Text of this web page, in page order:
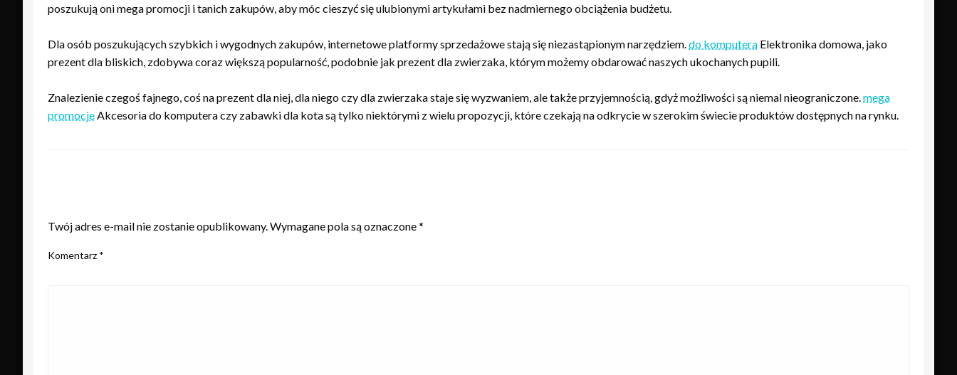
poszukują oni mega promocji i tanich zakupów, aby móc cieszyć się ulubionymi artykułami bez nadmiernego obciążenia budżetu.
Dla osób poszukujących szybkich i wygodnych zakupów, internetowe platformy sprzedażowe stają się niezastąpionym narzędziem.do komputera Elektronika domowa, jako
prezent dla bliskich, zdobywa coraz większą popularność, podobnie jak prezent dla zwierzaka, którym możemy obdarować naszych ukochanych pupili.
Znalezienie czegoś fajnego, coś na prezent dla niej, dla niego czy dla zwierzaka staje się wyzwaniem, ale także przyjemnością, gdyż możliwości są niemal nieograniczone.mega
promocjeAkcesoria do komputera czy zabawki dla kota są tylko niektórymi z wielu propozycji, które czekają na odkrycie w szerokim świecie produktów dostępnych na rynku.
Twój adres e-mail nie zostanie opublikowany.Wymagane pola są oznaczone*
Komentarz *